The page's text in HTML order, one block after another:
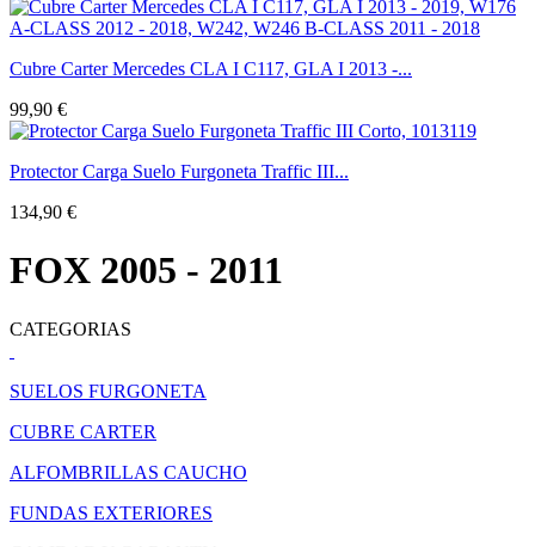
Cubre Carter Mercedes CLA I C117, GLA I 2013 -...
99,90 €
Protector Carga Suelo Furgoneta Traffic III...
134,90 €
FOX 2005 - 2011
CATEGORIAS
SUELOS FURGONETA
CUBRE CARTER
ALFOMBRILLAS CAUCHO
FUNDAS EXTERIORES